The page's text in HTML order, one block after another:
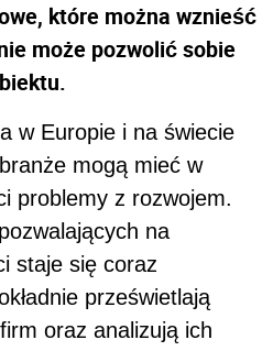
które można wznieść
może pozwolić sobie
w Europie i na świecie
mogą mieć w
problemy z rozwojem.
na
staje się coraz
prześwietlają
oraz analizują ich